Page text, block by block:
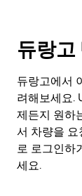
듀랑고
듀랑고에서
려해보세요.
제든지 원하
서 차량을 요
로 로그인하
세요.